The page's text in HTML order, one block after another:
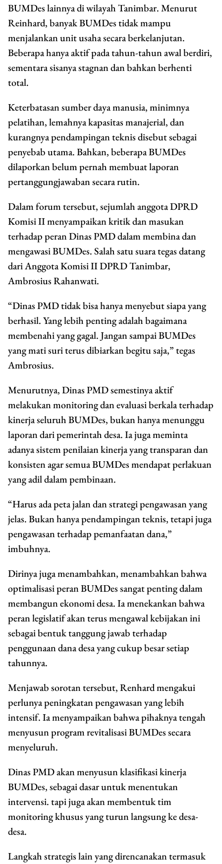
BUMDes lainnya di wilayah Tanimbar. Menurut
Reinhard, banyak BUMDes tidak mampu
menjalankan unit usaha secara berkelanjutan.
Beberapa hanya aktif pada tahun-tahun awal berdiri,
sementara sisanya stagnan dan bahkan berhenti
total.
Keterbatasan sumber daya manusia, minimnya
pelatihan, lemahnya kapasitas manajerial, dan
kurangnya pendampingan teknis disebut sebagai
penyebab utama. Bahkan, beberapa BUMDes
dilaporkan belum pernah membuat laporan
pertanggungjawaban secara rutin.
Dalam forum tersebut, sejumlah anggota DPRD
Komisi II menyampaikan kritik dan masukan
terhadap peran Dinas PMD dalam membina dan
mengawasi BUMDes. Salah satu suara tegas datang
dari Anggota Komisi II DPRD Tanimbar,
Ambrosius Rahanwati.
“Dinas PMD tidak bisa hanya menyebut siapa yang
berhasil. Yang lebih penting adalah bagaimana
membenahi yang gagal. Jangan sampai BUMDes
yang mati suri terus dibiarkan begitu saja,” tegas
Ambrosius.
Menurutnya, Dinas PMD semestinya aktif
melakukan monitoring dan evaluasi berkala terhadap
kinerja seluruh BUMDes, bukan hanya menunggu
laporan dari pemerintah desa. Ia juga meminta
adanya sistem penilaian kinerja yang transparan dan
konsisten agar semua BUMDes mendapat perlakuan
yang adil dalam pembinaan.
“Harus ada peta jalan dan strategi pengawasan yang
jelas. Bukan hanya pendampingan teknis, tetapi juga
pengawasan terhadap pemanfaatan dana,”
imbuhnya.
Dirinya juga menambahkan, menambahkan bahwa
optimalisasi peran BUMDes sangat penting dalam
membangun ekonomi desa. Ia menekankan bahwa
peran legislatif akan terus mengawal kebijakan ini
sebagai bentuk tanggung jawab terhadap
penggunaan dana desa yang cukup besar setiap
tahunnya.
Menjawab sorotan tersebut, Renhard mengakui
perlunya peningkatan pengawasan yang lebih
intensif. Ia menyampaikan bahwa pihaknya tengah
menyusun program revitalisasi BUMDes secara
menyeluruh.
Dinas PMD akan menyusun klasifikasi kinerja
BUMDes, sebagai dasar untuk menentukan
intervensi. tapi juga akan membentuk tim
monitoring khusus yang turun langsung ke desa-
desa.
Langkah strategis lain yang direncanakan termasuk